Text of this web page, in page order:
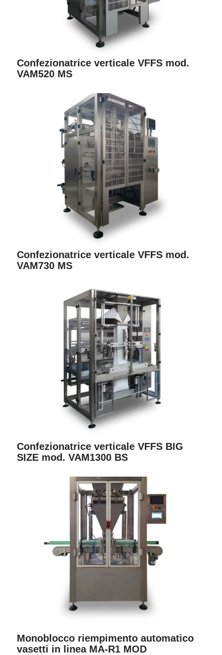
Confezionatrice verticale VFFS mod.
VAM520 MS
Confezionatrice verticale VFFS mod.
VAM730 MS
Confezionatrice verticale VFFS BIG
SIZE mod. VAM1300 BS
Monoblocco riempimento automatico
vasetti in linea MA-R1 MOD